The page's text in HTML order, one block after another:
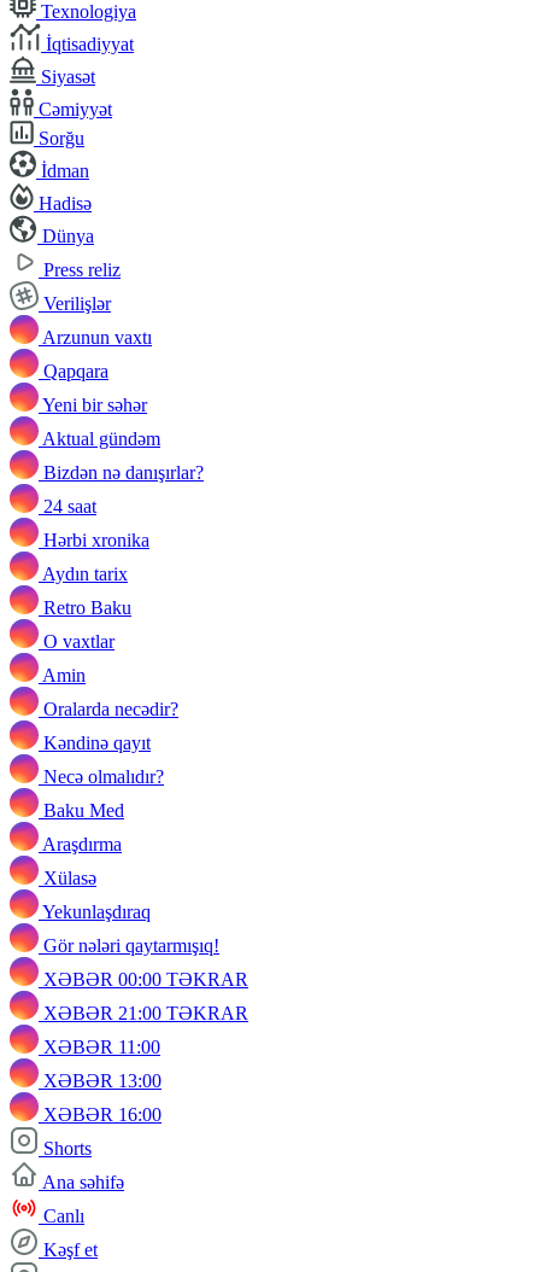
Texnologiya
İqtisadiyyat
Siyasət
Cəmiyyət
Sorğu
İdman
Hadisə
Dünya
Press reliz
Verilişlər
Arzunun vaxtı
Qapqara
Yeni bir səhər
Aktual gündəm
Bizdən nə danışırlar?
24 saat
Hərbi xronika
Aydın tarix
Retro Baku
O vaxtlar
Amin
Oralarda necədir?
Kəndinə qayıt
Necə olmalıdır?
Baku Med
Araşdırma
Xülasə
Yekunlaşdıraq
Gör nələri qaytarmışıq!
XƏBƏR 00:00 TƏKRAR
XƏBƏR 21:00 TƏKRAR
XƏBƏR 11:00
XƏBƏR 13:00
XƏBƏR 16:00
Shorts
Ana səhifə
Canlı
Kəşf et